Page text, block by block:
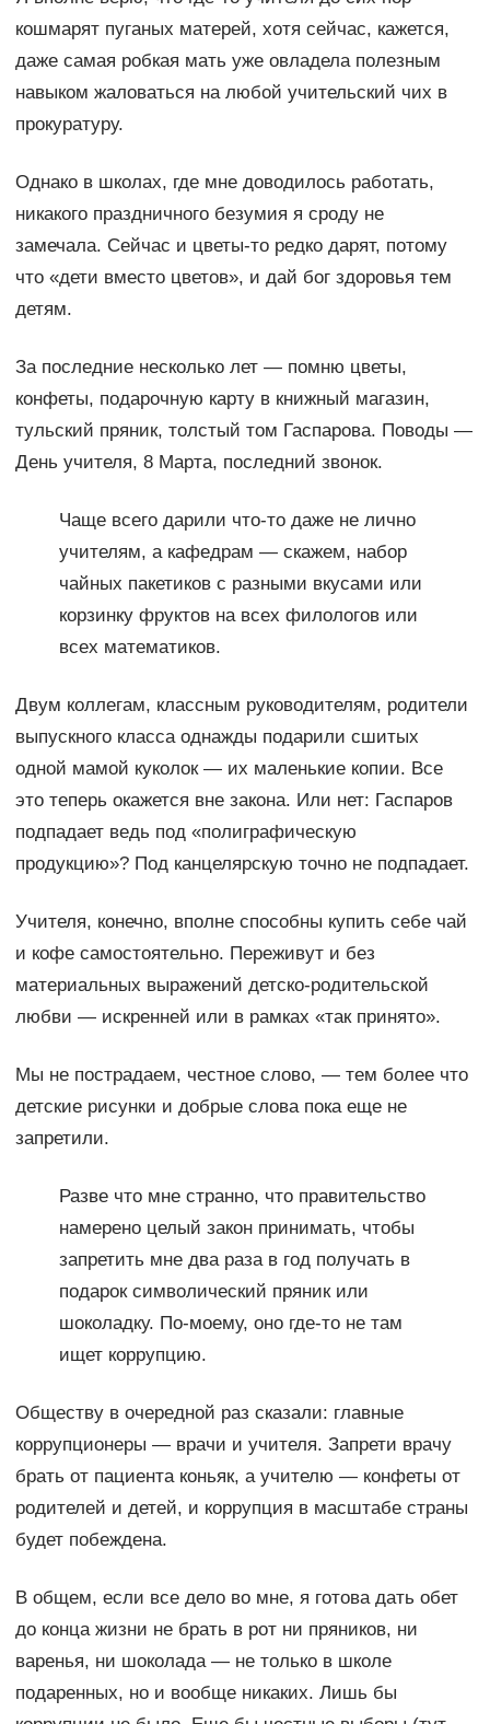
кошмарят пуганых матерей, хотя сейчас, кажется,
даже самая робкая мать уже овладела полезным
навыком жаловаться на любой учительский чих в
прокуратуру.
Однако в школах, где мне доводилось работать,
никакого праздничного безумия я сроду не
замечала. Сейчас и цветы-то редко дарят, потому
что «дети вместо цветов», и дай бог здоровья тем
детям.
За последние несколько лет — помню цветы,
конфеты, подарочную карту в книжный магазин,
тульский пряник, толстый том Гаспарова. Поводы —
День учителя, 8 Марта, последний звонок.
Чаще всего дарили что-то даже не лично
учителям, а кафедрам — скажем, набор
чайных пакетиков с разными вкусами или
корзинку фруктов на всех филологов или
всех математиков.
Двум коллегам, классным руководителям, родители
выпускного класса однажды подарили сшитых
одной мамой куколок — их маленькие копии. Все
это теперь окажется вне закона. Или нет: Гаспаров
подпадает ведь под «полиграфическую
продукцию»? Под канцелярскую точно не подпадает.
Учителя, конечно, вполне способны купить себе чай
и кофе самостоятельно. Переживут и без
материальных выражений детско-родительской
любви — искренней или в рамках «так принято».
Мы не пострадаем, честное слово, — тем более что
детские рисунки и добрые слова пока еще не
запретили.
Разве что мне странно, что правительство
намерено целый закон принимать, чтобы
запретить мне два раза в год получать в
подарок символический пряник или
шоколадку. По-моему, оно где-то не там
ищет коррупцию.
Обществу в очередной раз сказали: главные
коррупционеры — врачи и учителя. Запрети врачу
брать от пациента коньяк, а учителю — конфеты от
родителей и детей, и коррупция в масштабе страны
будет побеждена.
В общем, если все дело во мне, я готова дать обет
до конца жизни не брать в рот ни пряников, ни
варенья, ни шоколада — не только в школе
подаренных, но и вообще никаких. Лишь бы